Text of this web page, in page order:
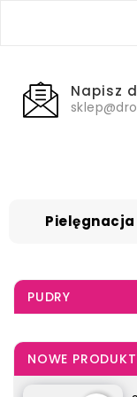
Napisz
Pielęgnacja
PUDRY
NOWE